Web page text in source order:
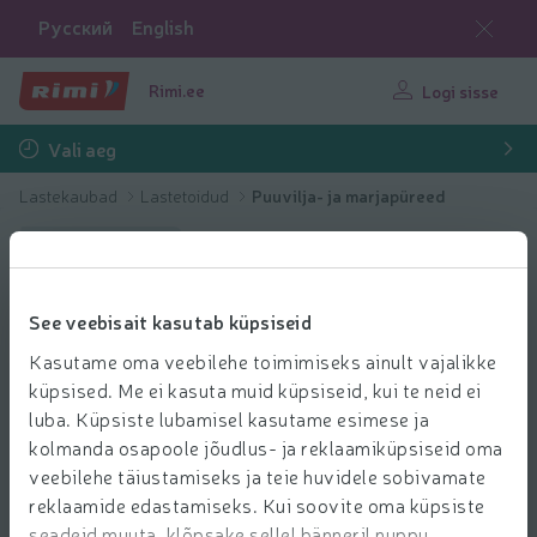
See veebisait kasutab küpsiseid
Kasutame oma veebilehe toimimiseks ainult vajalikke
küpsised. Me ei kasuta muid küpsiseid, kui te neid ei
luba. Küpsiste lubamisel kasutame esimese ja
kolmanda osapoole jõudlus- ja reklaamiküpsiseid oma
veebilehe täiustamiseks ja teie huvidele sobivamate
reklaamide edastamiseks. Kui soovite oma küpsiste
Русский English
Rimi.ee Logi sisse
Vali aeg
Lastekaubad Lastetoidud Puuvilja- ja marjapüreed